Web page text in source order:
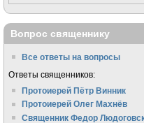
Вопрос священнику
Все ответы на вопросы
Ответы священников:
Протоиерей Пётр Винник
Протоиерей Олег Махнёв
Священник Федор